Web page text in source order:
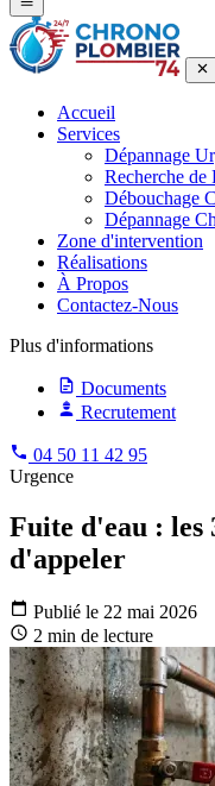
Accueil
Services
Dépannage
Recherche de
Débouchage
Dépannage
Zone d'intervention
Réalisations
À Propos
Contactez-Nous
Plus d'informations
Documents
Recrutement
04 50 11 42 95
Urgence
Fuite d'eau : les
d'appeler
Publié le 22 mai 2026
2 min de lecture